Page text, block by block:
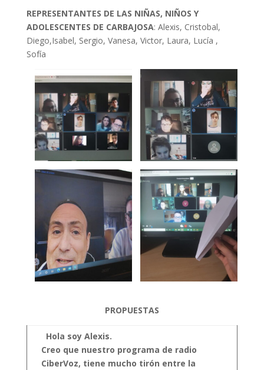
REPRESENTANTES DE LAS NIÑAS, NIÑOS Y
ADOLESCENTES DE CARBAJOSA: Alexis, Cristobal,
Diego,Isabel, Sergio, Vanesa, Victor, Laura, Lucía ,
Sofía
PROPUESTAS
Hola soy Alexis.
Creo que nuestro programa de radio
CiberVoz, tiene mucho tirón entre la